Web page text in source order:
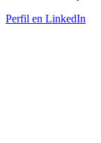
Perfil en LinkedIn